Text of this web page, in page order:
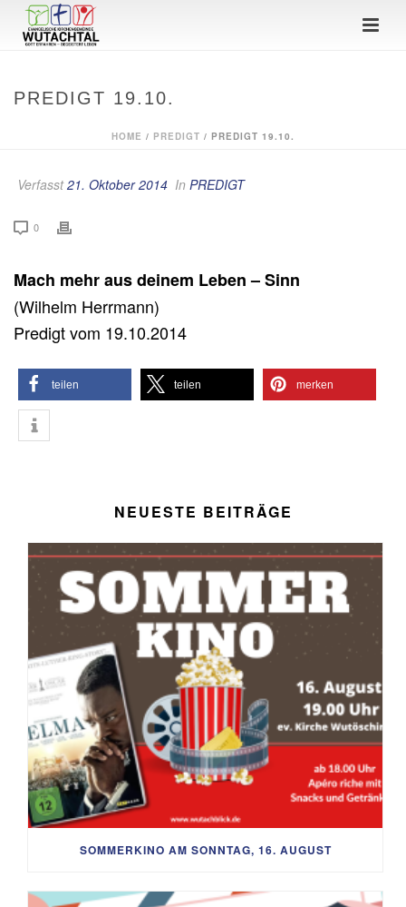
PREDIGT 19.10.
HOME / PREDIGT / PREDIGT 19.10.
Verfasst21. Oktober 2014 In PREDIGT
0
Mach mehr aus deinem Leben – Sinn
(Wilhelm Herrmann)
Predigt vom 19.10.2014
teilen teilen merken
NEUESTE BEITRÄGE
SOMMERKINO AM SONNTAG, 16. AUGUST